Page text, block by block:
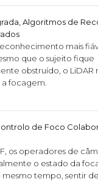
Algoritmos de
mais
que o sujeito fique
obstruído, o LiDAR
focagem.
de Foco
os operadores de
o estado da
mesmo tempo, sentir